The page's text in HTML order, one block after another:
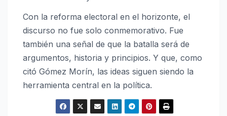
Con la reforma electoral en el horizonte, el
discurso no fue solo conmemorativo. Fue
también una señal de que la batalla será de
argumentos, historia y principios. Y que, como
citó Gómez Morín, las ideas siguen siendo la
herramienta central en la política.